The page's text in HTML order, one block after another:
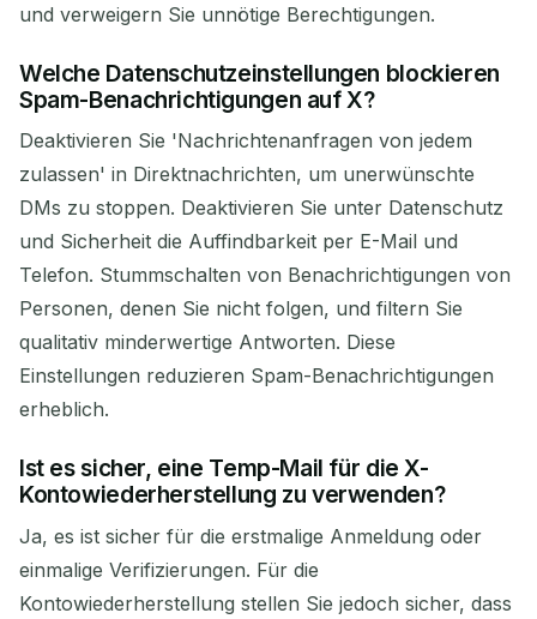
und verweigern Sie unnötige Berechtigungen.
Welche Datenschutzeinstellungen blockieren
Spam-Benachrichtigungen auf X?
Deaktivieren Sie 'Nachrichtenanfragen von jedem
zulassen' in Direktnachrichten, um unerwünschte
DMs zu stoppen. Deaktivieren Sie unter Datenschutz
und Sicherheit die Auffindbarkeit per E-Mail und
Telefon. Stummschalten von Benachrichtigungen von
Personen, denen Sie nicht folgen, und filtern Sie
qualitativ minderwertige Antworten. Diese
Einstellungen reduzieren Spam-Benachrichtigungen
erheblich.
Ist es sicher, eine Temp-Mail für die X-
Kontowiederherstellung zu verwenden?
Ja, es ist sicher für die erstmalige Anmeldung oder
einmalige Verifizierungen. Für die
Kontowiederherstellung stellen Sie jedoch sicher, dass